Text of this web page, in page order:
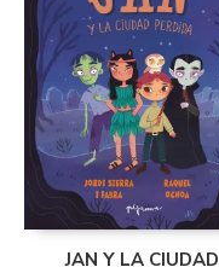
JAN Y LA CIUDAD